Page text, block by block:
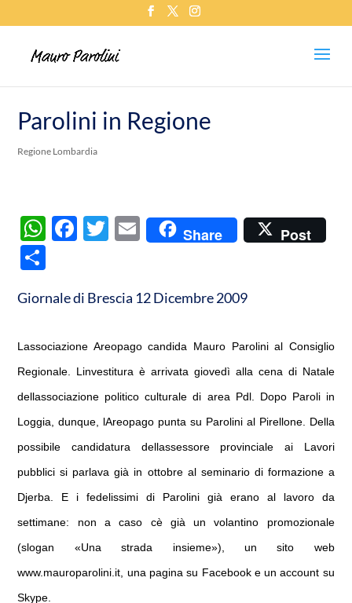
Parolini in Regione
Regione Lombardia
W
s
p
p
F
b
o
k
T
er
E
Share Post
n
vi
di
Giornale di Brescia 12 Dicembre 2009
Lassociazione Areopago candida Mauro Parolini al Consiglio
Regionale. Linvestitura è arrivata giovedì alla cena di Natale
dellassociazione politico culturale di area Pdl. Dopo Paroli in
Loggia, dunque, lAreopago punta su Parolini al Pirellone. Della
possibile candidatura dellassessore provinciale ai Lavori
pubblici si parlava già in ottobre al seminario di formazione a
Djerba. E i fedelissimi di Parolini già erano al lavoro da
settimane: non a caso cè già un volantino promozionale
(slogan «Una strada insieme»), un sito web
www.mauroparolini.it, una pagina su Facebook e un account su
Skype.